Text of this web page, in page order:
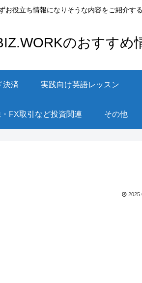
お役立ち情報になりそうな内容をご紹介する
のおすすめ
決済 実践向け英語レッスン
FX取引など投資関連 その他